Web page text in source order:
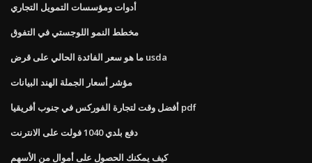
أدوات ومؤسسات التمويل التجاري
مخطط النمو اللوجستي في التفوق
ما هو سعر الفائدة الحالي على قرض usda
مؤشر أسعار الجملة الهند البيانات
أفضل وقت لتجارة الفوركس في جنوب أفريقيا pdf
دفع بلدي 1040 فولت على الانترنت
كيف يمكنك الحصول على أموال من الأسهم